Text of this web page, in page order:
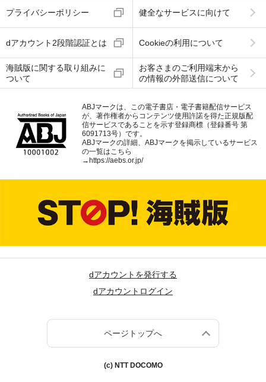
プライバシーポリシー 健全なサービスに向けて
dアカウント2段階認証とは Cookieの利用について
海賊版に関する取り組みに
ついて
お客さまのご利用端末から
の情報の外部送信について
ABJマークは、この電子書店・電子書籍配信サービス
が、著作権者からコンテンツ使用許諾を得た正規版配
信サービスであることを示す登録商標（登録番号 第
6091713号）です。
ABJマークの詳細、ABJマークを掲示しているサービス
の一覧はこちら
→ https://aebs.or.jp/
dアカウントを発行する
dアカウントログイン
ページトップへ
(c) NTT DOCOMO